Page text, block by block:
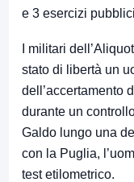
e 3 esercizi
I militari
stato di libertà un
dell’accertamento
durante un
Galdo lungo una
con la Puglia,
test etilometrico.